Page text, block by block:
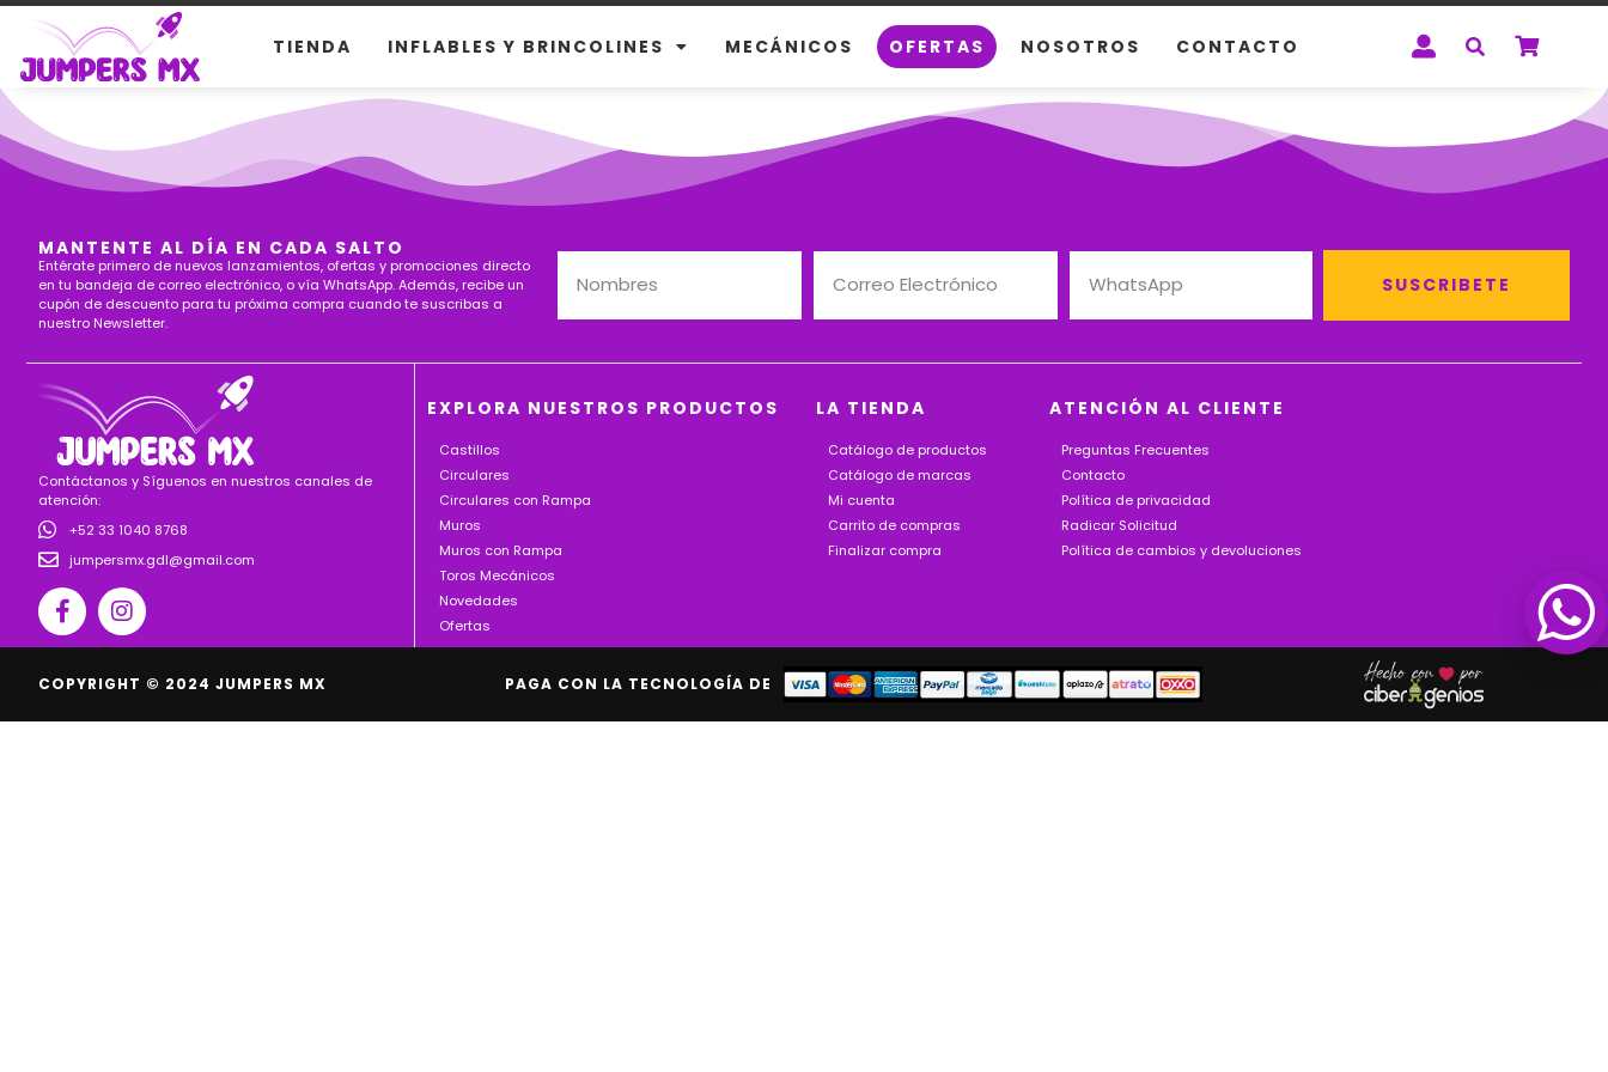
TIENDA INFLABLES Y BRINCOLINES MECÁNICOS OFERTAS NOSOTROS CONTACTO
MANTENTE AL DÍA EN CADA SALTO
Entérate primero de nuevos lanzamientos, ofertas y promociones directo
en tu bandeja de correo electrónico, o vía WhatsApp. Además, recibe un
cupón de descuento para tu próxima compra cuando te suscribas a
nuestro Newsletter.
SUSCRIBETE
Contáctanos y Síguenos en nuestros canales de
atención:
+52 33 1040 8768
jumpersmx.gdl@gmail.com
EXPLORA NUESTROS PRODUCTOS
Castillos
Circulares
Circulares con Rampa
Muros
Muros con Rampa
Toros Mecánicos
Novedades
Ofertas
LA TIENDA
Catálogo de productos
Catálogo de marcas
Mi cuenta
Carrito de compras
Finalizar compra
ATENCIÓN AL CLIENTE
Preguntas Frecuentes
Contacto
Política de privacidad
Radicar Solicitud
Política de cambios y devoluciones
COPYRIGHT © 2024 JUMPERS MX PAGA CON LA TECNOLOGÍA DE